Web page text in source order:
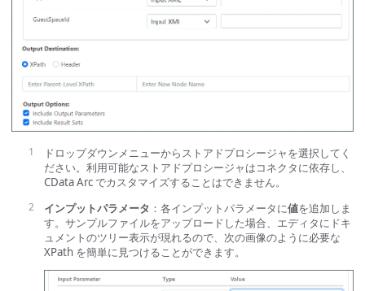
ドロップダウンメニューからストアドプロシージャを選択してく
ださい。利用可能なストアドプロシージャはコネクタに依存し、
CData Arc でカスタマイズすることはできません。
インプットパラメータ ：各インプットパラメータに値を追加しま
す。サンプルファイルをアップロードした場合、エディタにドキ
ュメントのツリー表示が現れるので、次の画像のように必要な
XPath を簡単に見つけることができます。